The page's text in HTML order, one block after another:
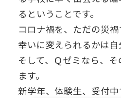
るということです。
コロナ禍を、ただの災禍
幸いに変えられるかは自
そして、Ｑゼミなら、
ます。
新学年、体験生、受付中